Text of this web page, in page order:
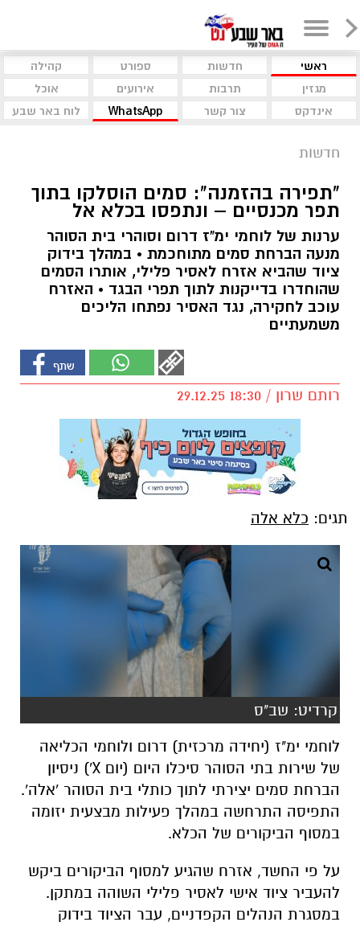
ראשי חדשות ספורט
קהילה
מגזין
תרבות אירועים
אוכל
אינדקס
צור קשר WhatsApp לוח באר שבע
חדשות
"תפירה בהזמנה": סמים הוסלקו בתוך
תפר מכנסיים – ונתפסו בכלא אל
ערנות של לוחמי ימ"ז דרום וסוהרי בית הסוהר
מנעה הברחת סמים מתוחכמת • במהלך בידוק
ציוד שהביא אזרח לאסיר פלילי, אותרו הסמים
שהוחדרו בדייקנות לתוך תפרי הבגד • האזרח
עוכב לחקירה, נגד האסיר נפתחו הליכים
משמעתיים
רותם שרון / 18:30 29.12.25
תגים: כלא אלה
קרדיט: שב"ס
לוחמי ימ"ז (יחידה מרכזית) דרום ולוחמי הכליאה
של שירות בתי הסוהר סיכלו היום (יום X') ניסיון
הברחת סמים יצירתי לתוך כותלי בית הסוהר 'אלה'.
התפיסה התרחשה במהלך פעילות מבצעית יזומה
במסוף הביקורים של הכלא.
על פי החשד, אזרח שהגיע למסוף הביקורים ביקש
להעביר ציוד אישי לאסיר פלילי השוהה במתקן.
במסגרת הנהלים הקפדניים, עבר הציוד בידוק